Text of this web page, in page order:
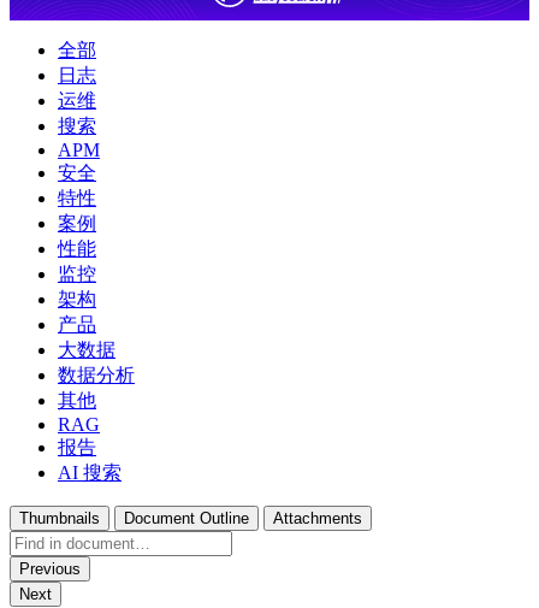
全部
日志
运维
搜索
APM
安全
特性
案例
性能
监控
架构
产品
大数据
数据分析
其他
RAG
报告
AI 搜索
Thumbnails Document Outline Attachments
Previous
Next